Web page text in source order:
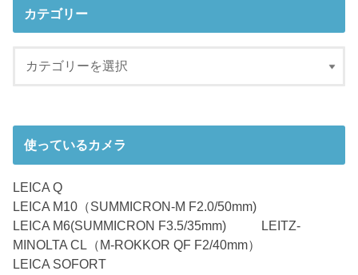
カテゴリー
使っているカメラ
LEICA Q
LEICA M10（SUMMICRON-M F2.0/50mm)
LEICA M6(SUMMICRON F3.5/35mm) LEITZ-
MINOLTA CL（M-ROKKOR QF F2/40mm）
LEICA SOFORT